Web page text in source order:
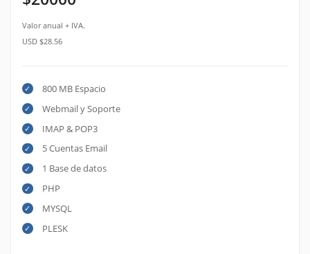
Valor anual + IVA.
USD $28.56
800 MB Espacio
Webmail y Soporte
IMAP & POP3
5 Cuentas Email
1 Base de datos
PHP
MYSQL
PLESK